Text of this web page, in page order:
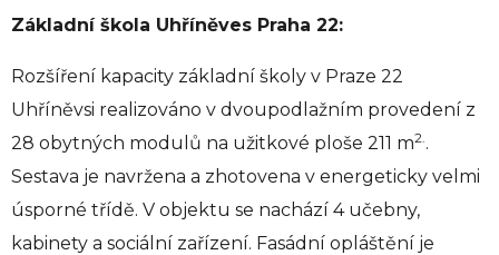
Základní škola Uhříněves Praha 22:
Rozšíření kapacity základní školy v Praze 22
Uhříněvsi realizováno v dvoupodlažním provedení z
28 obytných modulů na užitkové ploše 211 m2..
Sestava je navržena a zhotovena v energeticky velmi
úsporné třídě. V objektu se nachází 4 učebny,
kabinety a sociální zařízení. Fasádní opláštění je